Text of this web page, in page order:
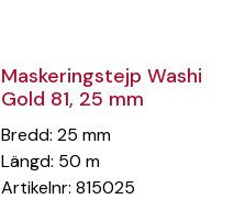
Maskeringstejp Washi
Gold 81, 25 mm
Bredd:25 mm
Längd: 50 m
Artikelnr:815025